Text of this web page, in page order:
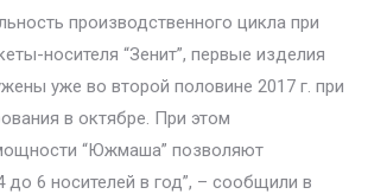
производственного цикла при
носителя “Зенит”, первые изделия
уже во второй половине 2017 г. при
в октябре. При этом
“Южмаша” позволяют
до 6 носителей в год”, – сообщили в